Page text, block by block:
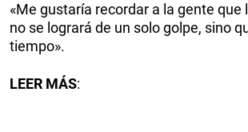
«Me gustaría recordar a la gente que
no se logrará de un solo golpe, sino
tiempo».
LEER MÁS: